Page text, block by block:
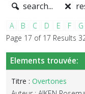
search...
A B C D E F G
Page 17 of 17 Results
Elements trouvée:
Titre : Overtones